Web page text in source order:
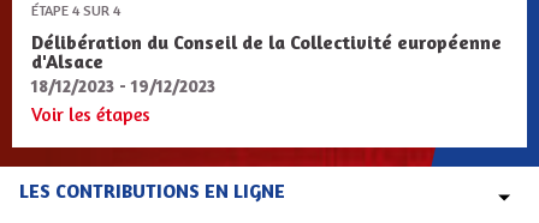
ÉTAPE 4 SUR 4
Délibération du Conseil de la Collectivité européenne
d'Alsace
18/12/2023 - 19/12/2023
Voir les étapes
LES CONTRIBUTIONS EN LIGNE